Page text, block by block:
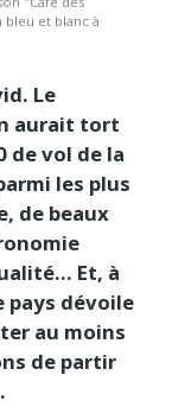
bleu et blanc à
Le
aurait tort
de vol de la
les plus
de beaux
Et, à
pays dévoile
au moins
de partir